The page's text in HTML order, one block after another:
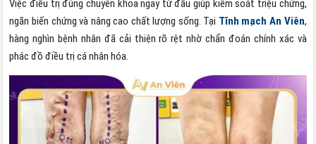
Việc điều trị đúng chuyên khoa ngay từ đầu giúp kiểm soát triệu chứng,
ngăn biến chứng và nâng cao chất lượng sống. Tại Tĩnh mạch An Viên,
hàng nghìn bệnh nhân đã cải thiện rõ rệt nhờ chẩn đoán chính xác và
phác đồ điều trị cá nhân hóa.